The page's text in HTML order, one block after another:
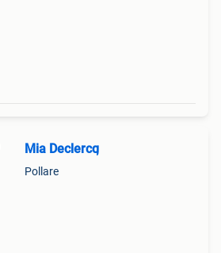
Mia Declercq
Pollare